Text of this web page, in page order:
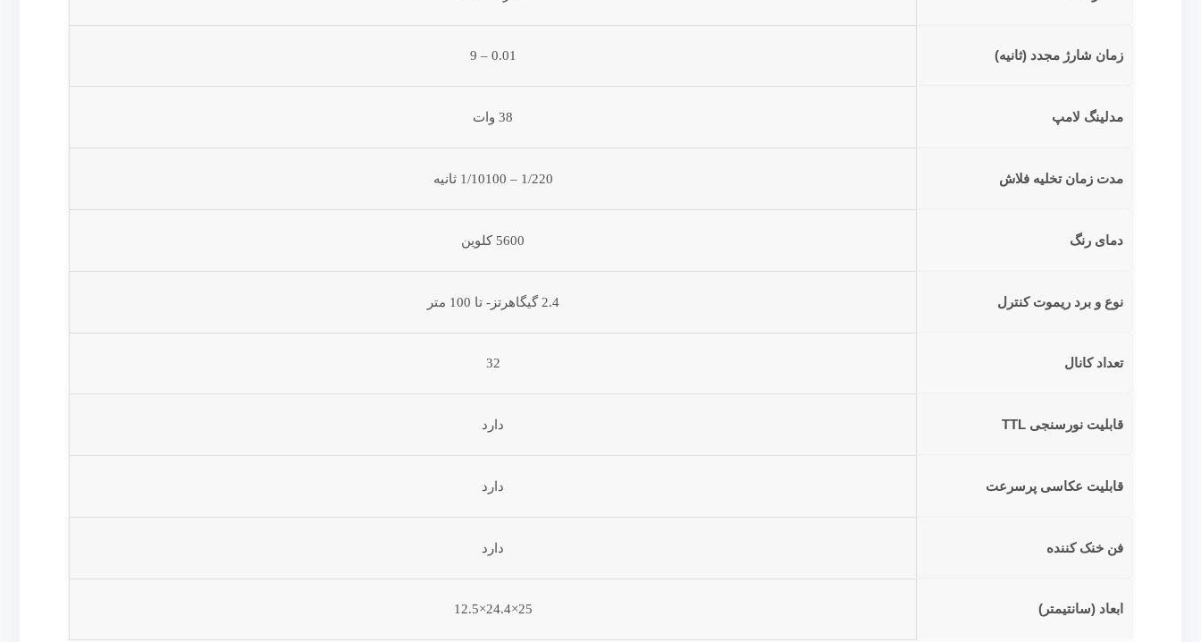
زمان شارژ مجدد (ثانیه) 0.01 – 9
مدلینگ لامپ 38 وات
مدت زمان تخلیه فلاش 1/220 – 1/10100 ثانیه
دمای رنگ 5600 کلوین
نوع و برد ریموت کنترل 2.4 گیگاهرتز- تا 100 متر
تعداد کانال 32
قابلیت نورسنجی TTL دارد
قابلیت عکاسی پرسرعت دارد
فن خنک کننده دارد
ابعاد (سانتیمتر) 25×24.4×12.5